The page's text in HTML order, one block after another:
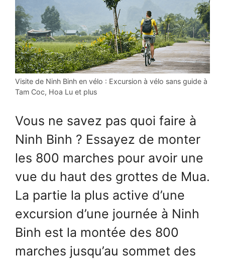
Visite de Ninh Binh en vélo : Excursion à vélo sans guide à
Tam Coc, Hoa Lu et plus
Vous ne savez pas quoi faire à
Ninh Binh ? Essayez de monter
les 800 marches pour avoir une
vue du haut des grottes de Mua.
La partie la plus active d’une
excursion d’une journée à Ninh
Binh est la montée des 800
marches jusqu’au sommet des